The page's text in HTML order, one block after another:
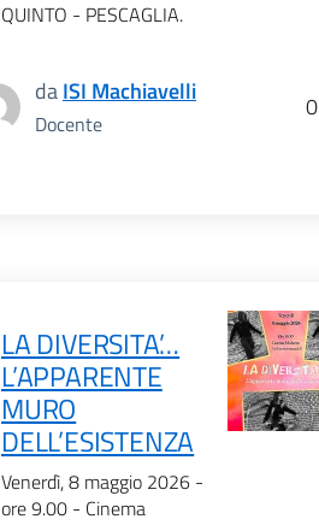
QUINTO - PESCAGLIA.
daISI Machiavelli
Docente
0
LA DIVERSITA’…
L’APPARENTE
MURO
DELL’ESISTENZA
Venerdì, 8 maggio 2026 -
ore 9.00 - Cinema